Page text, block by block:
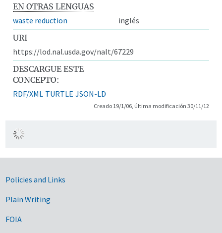
EN OTRAS LENGUAS
waste reduction
inglés
URI
https://lod.nal.usda.gov/nalt/67229
DESCARGUE ESTE
CONCEPTO:
RDF/XML TURTLE JSON-LD
Creado 19/1/06, última modificación 30/11/12
Government Links
Policies and Links
Plain Writing
FOIA